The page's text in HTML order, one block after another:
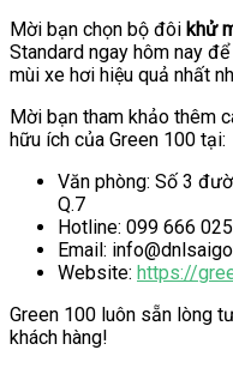
Mời bạn chọn bộ đôi khử
Standard ngay hôm nay
mùi xe hơi hiệu quả nhất
Mời bạn tham khảo thêm
hữu ích của Green 100 tại:
Văn phòng: Số 3
Q.7
Hotline: 099 666
Email:
Website: https://
Green 100 luôn sẵn lòng
khách hàng!